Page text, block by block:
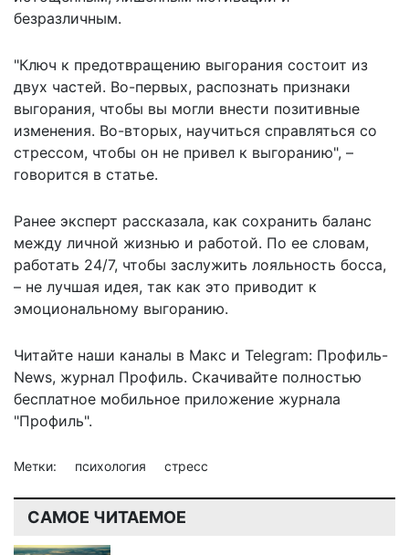
безразличным.
"Ключ к предотвращению выгорания состоит из
двух частей. Во-первых, распознать признаки
выгорания, чтобы вы могли внести позитивные
изменения. Во-вторых, научиться справляться со
стрессом, чтобы он не привел к выгоранию", –
говорится в статье.
Ранее эксперт рассказала, как сохранить баланс
между личной жизнью и работой. По ее словам,
работать 24/7, чтобы заслужить лояльность босса,
– не лучшая идея, так как это приводит к
эмоциональному выгоранию.
Читайте наши каналы в Макс и Telegram: Профиль-
News, журнал Профиль. Скачивайте полностью
бесплатное мобильное приложение журнала
"Профиль".
Метки: психология стресс
САМОЕ ЧИТАЕМОЕ